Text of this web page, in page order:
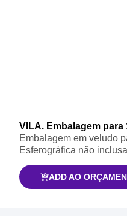
VILA. Embalagem
Embalagem em veludo
Esferográfica não
ADD AO